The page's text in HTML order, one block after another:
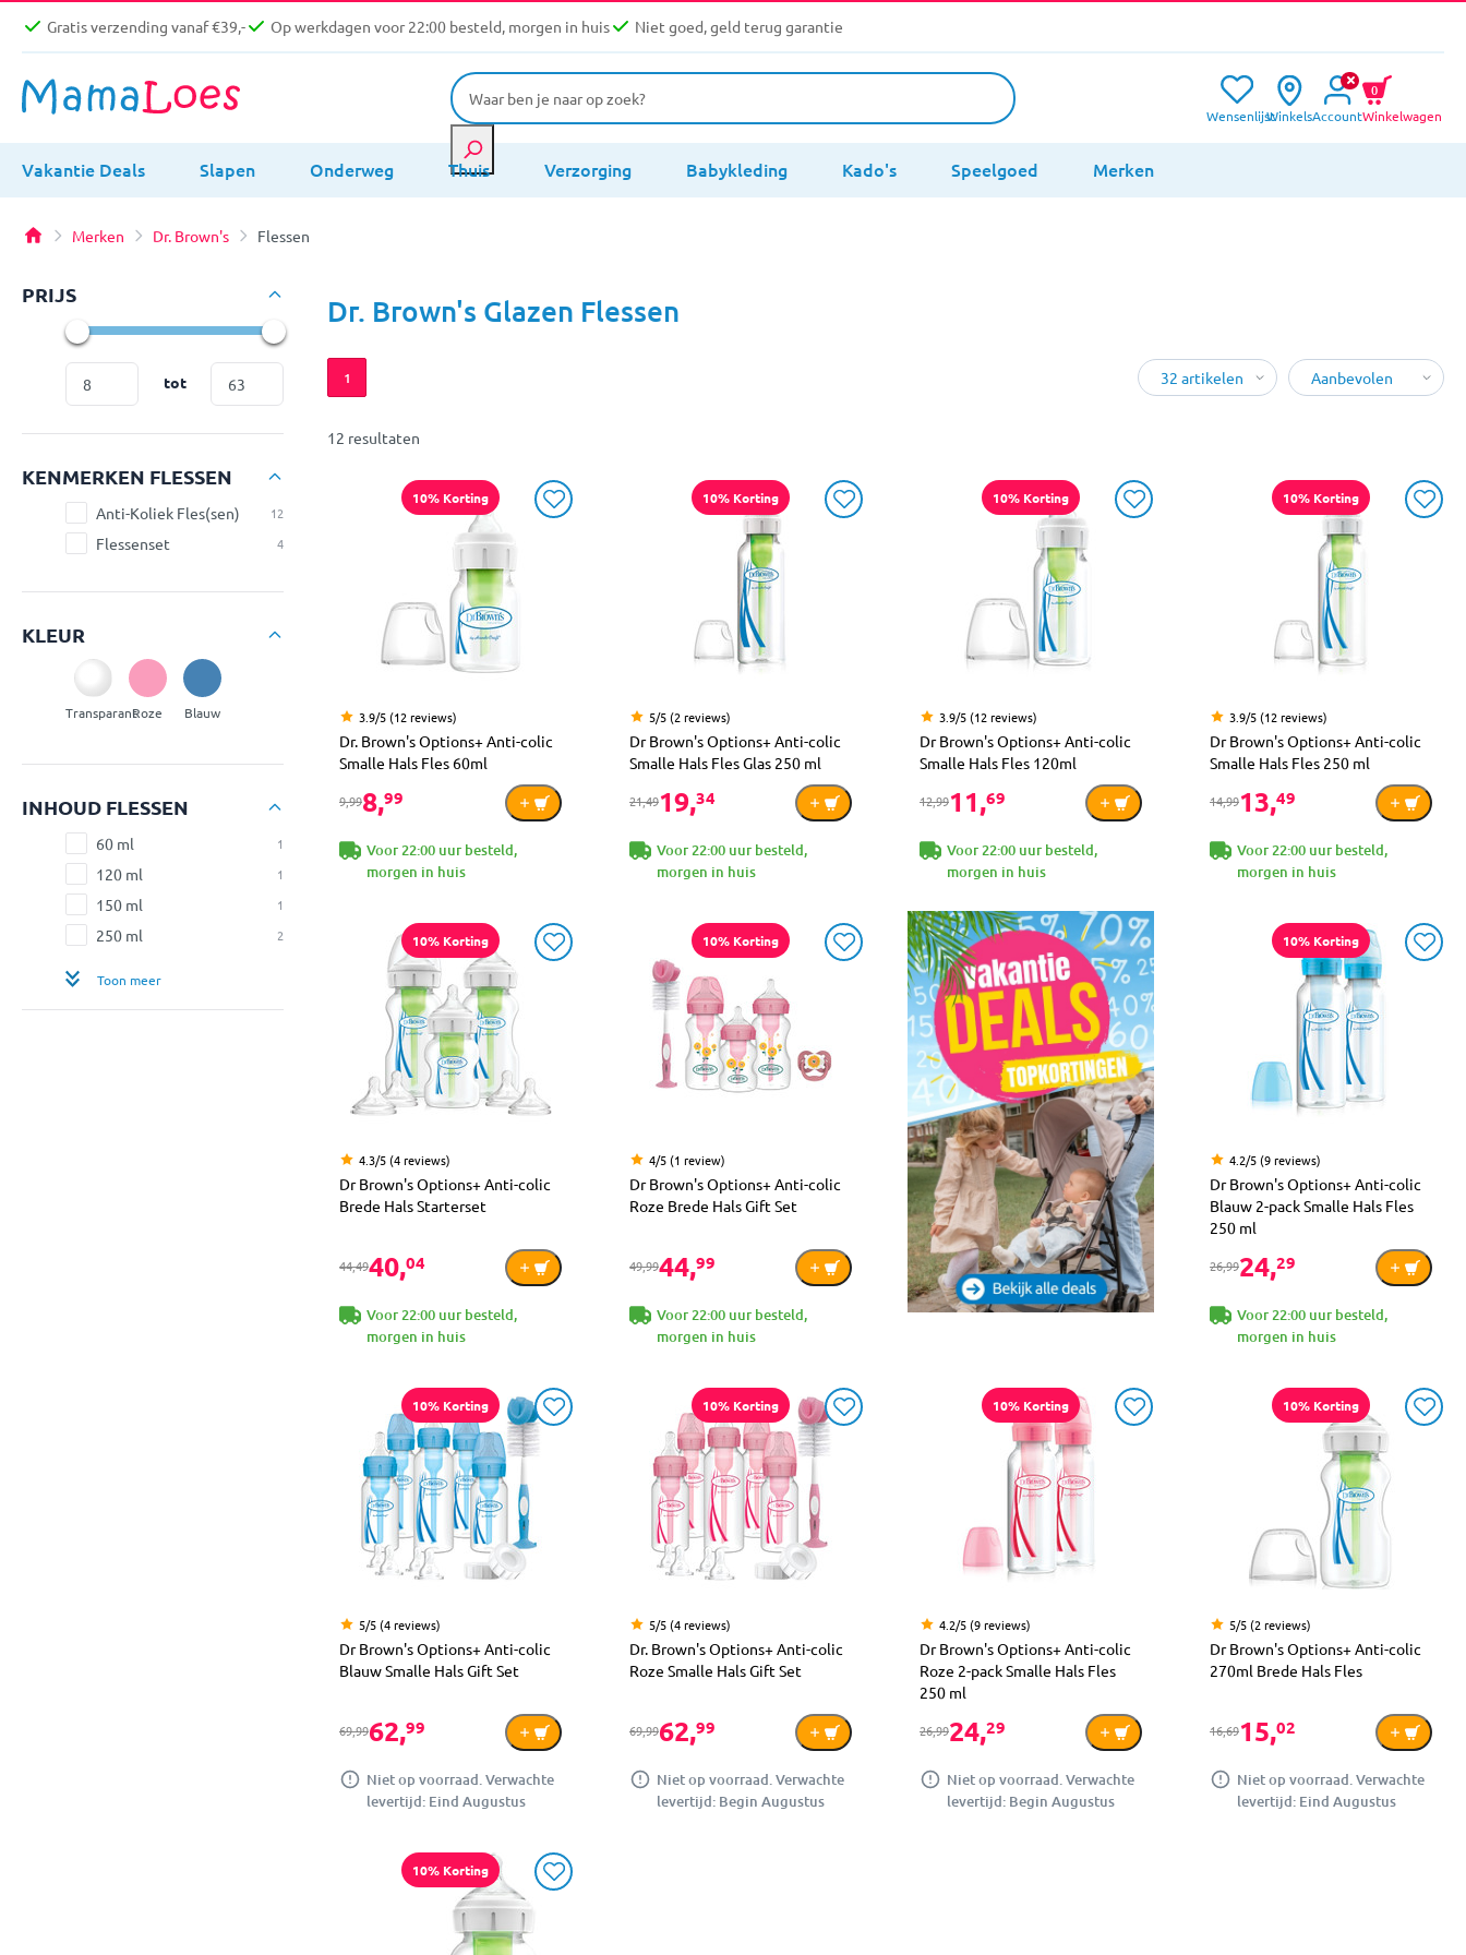
Gratis verzending vanaf €39,- Op werkdagen voor 22:00 besteld, morgen in huis Niet goed, geld terug garantie
WensenlijstWinkelsAccountWinkelwagen
0
Vakantie Deals Slapen Onderweg Thuis Verzorging Babykleding Kado's Speelgoed Merken
Merken Dr. Brown's Flessen
PRIJS
tot
KENMERKEN FLESSEN
Anti-Koliek Fles(sen) 12
Flessenset 4
KLEUR
TransparantRoze Blauw
INHOUD FLESSEN
60 ml 1
120 ml 1
150 ml 1
250 ml 2
Toon meer
Dr. Brown's Glazen Flessen
1
12 resultaten
10% Korting
3.9/5 (12 reviews)
Dr. Brown's Options+ Anti-colic
Smalle Hals Fles 60ml
9,998,99
Voor 22:00 uur besteld,
morgen in huis
10% Korting
5/5 (2 reviews)
Dr Brown's Options+ Anti-colic
Smalle Hals Fles Glas 250 ml
21,4919,34
Voor 22:00 uur besteld,
morgen in huis
10% Korting
3.9/5 (12 reviews)
Dr Brown's Options+ Anti-colic
Smalle Hals Fles 120ml
12,9911,69
Voor 22:00 uur besteld,
morgen in huis
10% Korting
3.9/5 (12 reviews)
Dr Brown's Options+ Anti-colic
Smalle Hals Fles 250 ml
14,9913,49
Voor 22:00 uur besteld,
morgen in huis
10% Korting
4.3/5 (4 reviews)
Dr Brown's Options+ Anti-colic
Brede Hals Starterset
44,4940,04
Voor 22:00 uur besteld,
morgen in huis
10% Korting
4/5 (1 review)
Dr Brown's Options+ Anti-colic
Roze Brede Hals Gift Set
49,9944,99
Voor 22:00 uur besteld,
morgen in huis
10% Korting
4.2/5 (9 reviews)
Dr Brown's Options+ Anti-colic
Blauw 2-pack Smalle Hals Fles
250 ml
26,9924,29
Voor 22:00 uur besteld,
morgen in huis
10% Korting
5/5 (4 reviews)
Dr Brown's Options+ Anti-colic
Blauw Smalle Hals Gift Set
69,9962,99
Niet op voorraad. Verwachte
levertijd: Eind Augustus
10% Korting
5/5 (4 reviews)
Dr. Brown's Options+ Anti-colic
Roze Smalle Hals Gift Set
69,9962,99
Niet op voorraad. Verwachte
levertijd: Begin Augustus
10% Korting
4.2/5 (9 reviews)
Dr Brown's Options+ Anti-colic
Roze 2-pack Smalle Hals Fles
250 ml
26,9924,29
Niet op voorraad. Verwachte
levertijd: Begin Augustus
10% Korting
5/5 (2 reviews)
Dr Brown's Options+ Anti-colic
270ml Brede Hals Fles
16,6915,02
Niet op voorraad. Verwachte
levertijd: Eind Augustus
10% Korting